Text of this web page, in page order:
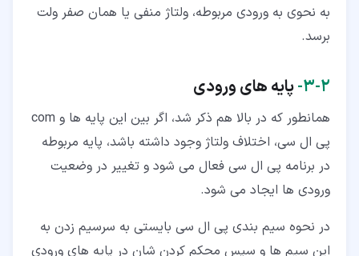
به نحوی به ورودی مربوطه، ولتاژ منفی یا همان صفر ولت
برسد.
۲‏-‏۳‏- پایه های ورودی
همانطور که در بالا هم ذکر شد، اگر بین این پایه ها و com
پی ال سی، اختلاف ولتاژ وجود داشته باشد، پایه مربوطه
در برنامه پی ال سی فعال می شود و تغییر در وضعیت
ورودی ها ایجاد می شود.
در نحوه سیم بندی پی ال سی بایستی به سرسیم زدن به
این سیم ها و سپس محکم کردن شان در پایه های ورودی